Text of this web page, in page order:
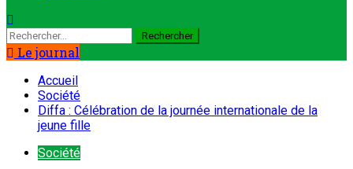
Le journal
Accueil
Société
Diffa : Célébration de la journée internationale de la
jeune fille
Société